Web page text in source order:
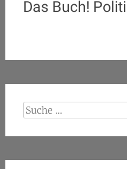
Das Buch!
Suche